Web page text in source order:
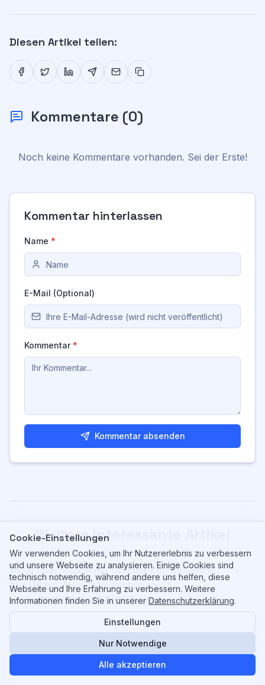
Diesen Artikel teilen:
Kommentare (0)
Noch keine Kommentare vorhanden. Sei der Erste!
Kommentar hinterlassen
Name *
E-Mail (Optional)
Kommentar *
Kommentar absenden
Weitere interessante Artikel
Cookie-Einstellungen
Wir verwenden Cookies, um Ihr Nutzererlebnis zu verbessern
und unsere Webseite zu analysieren. Einige Cookies sind
technisch notwendig, während andere uns helfen, diese
Webseite und Ihre Erfahrung zu verbessern. Weitere
Informationen finden Sie in unserer Datenschutzerklärung.
Einstellungen
Nur Notwendige
Alle akzeptieren